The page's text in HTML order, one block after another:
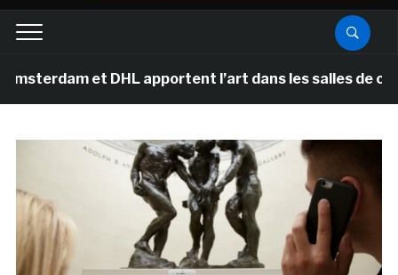
et DHL apportent l’art dans les salles de classe des